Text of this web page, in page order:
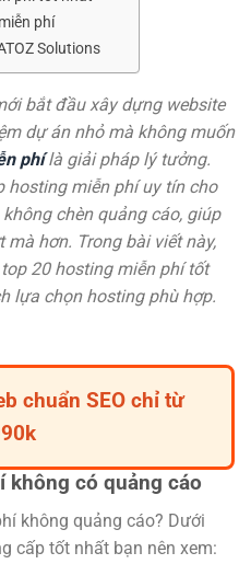
phí
Solutions
bắt đầu xây dựng website
dự án nhỏ mà không muốn
phílà giải pháp lý tưởng.
hosting miễn phí uy tín cho
chèn quảng cáo, giúp
hơn. Trong bài viết này,
20 hosting miễn phí tốt
lựa chọn hosting phù hợp.
chuẩn SEO chỉ từ
không có quảng cáo
không quảng cáo? Dưới
cấp tốt nhất bạn nên xem: